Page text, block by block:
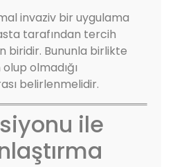
invaziv bir uygulama
tarafından tercih
biridir. Bununla birlikte
olmadığı
belirlenmelidir.
ile